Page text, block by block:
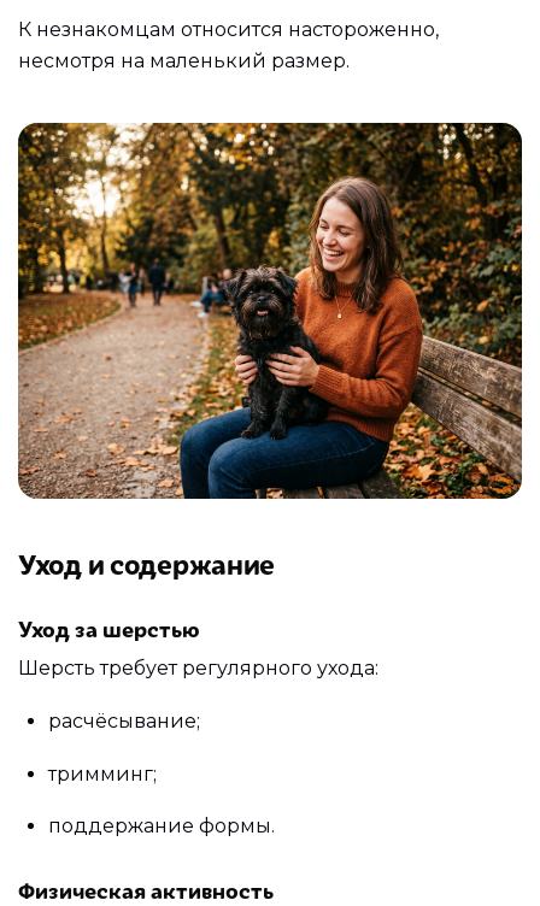
К незнакомцам относится настороженно,
несмотря на маленький размер.
Уход и содержание
Уход за шерстью
Шерсть требует регулярного ухода:
расчёсывание;
тримминг;
поддержание формы.
Физическая активность